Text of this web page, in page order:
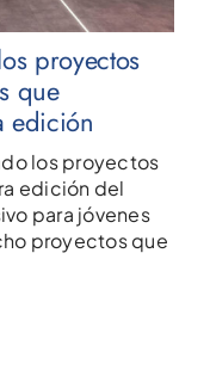
proyectos
que
edición
los proyectos
edición del
para jóvenes
proyectos que